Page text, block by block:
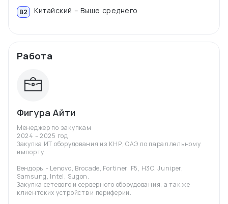
B2 Китайский – Выше среднего
Работа
Фигура Айти
Менеджер по закупкам
2024 – 2025 год
Закупка ИТ оборудования из КНР, ОАЭ по параллельному
импорту.
Вендоры - Lenovo, Brocade, Fortiner, F5, H3C, Juniper,
Samsung, Intel, Sugon.
Закупка сетевого и серверного оборудования, а так же
клиентских устройств и периферии.